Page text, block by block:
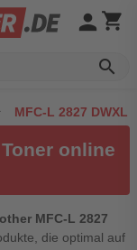
search
person shopping_cart
MFC-L 2827 DWXL
online
MFC-L 2827
die optimal auf